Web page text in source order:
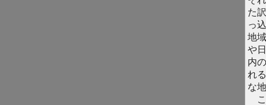
た
っ
地
や
内
れ
な
こ